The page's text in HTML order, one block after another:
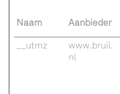
Naam Aanbieder
__utmz
www.bruil.
nl